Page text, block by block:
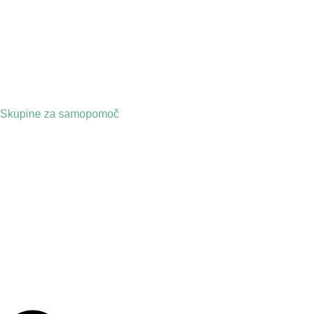
Skupine za samopomoč